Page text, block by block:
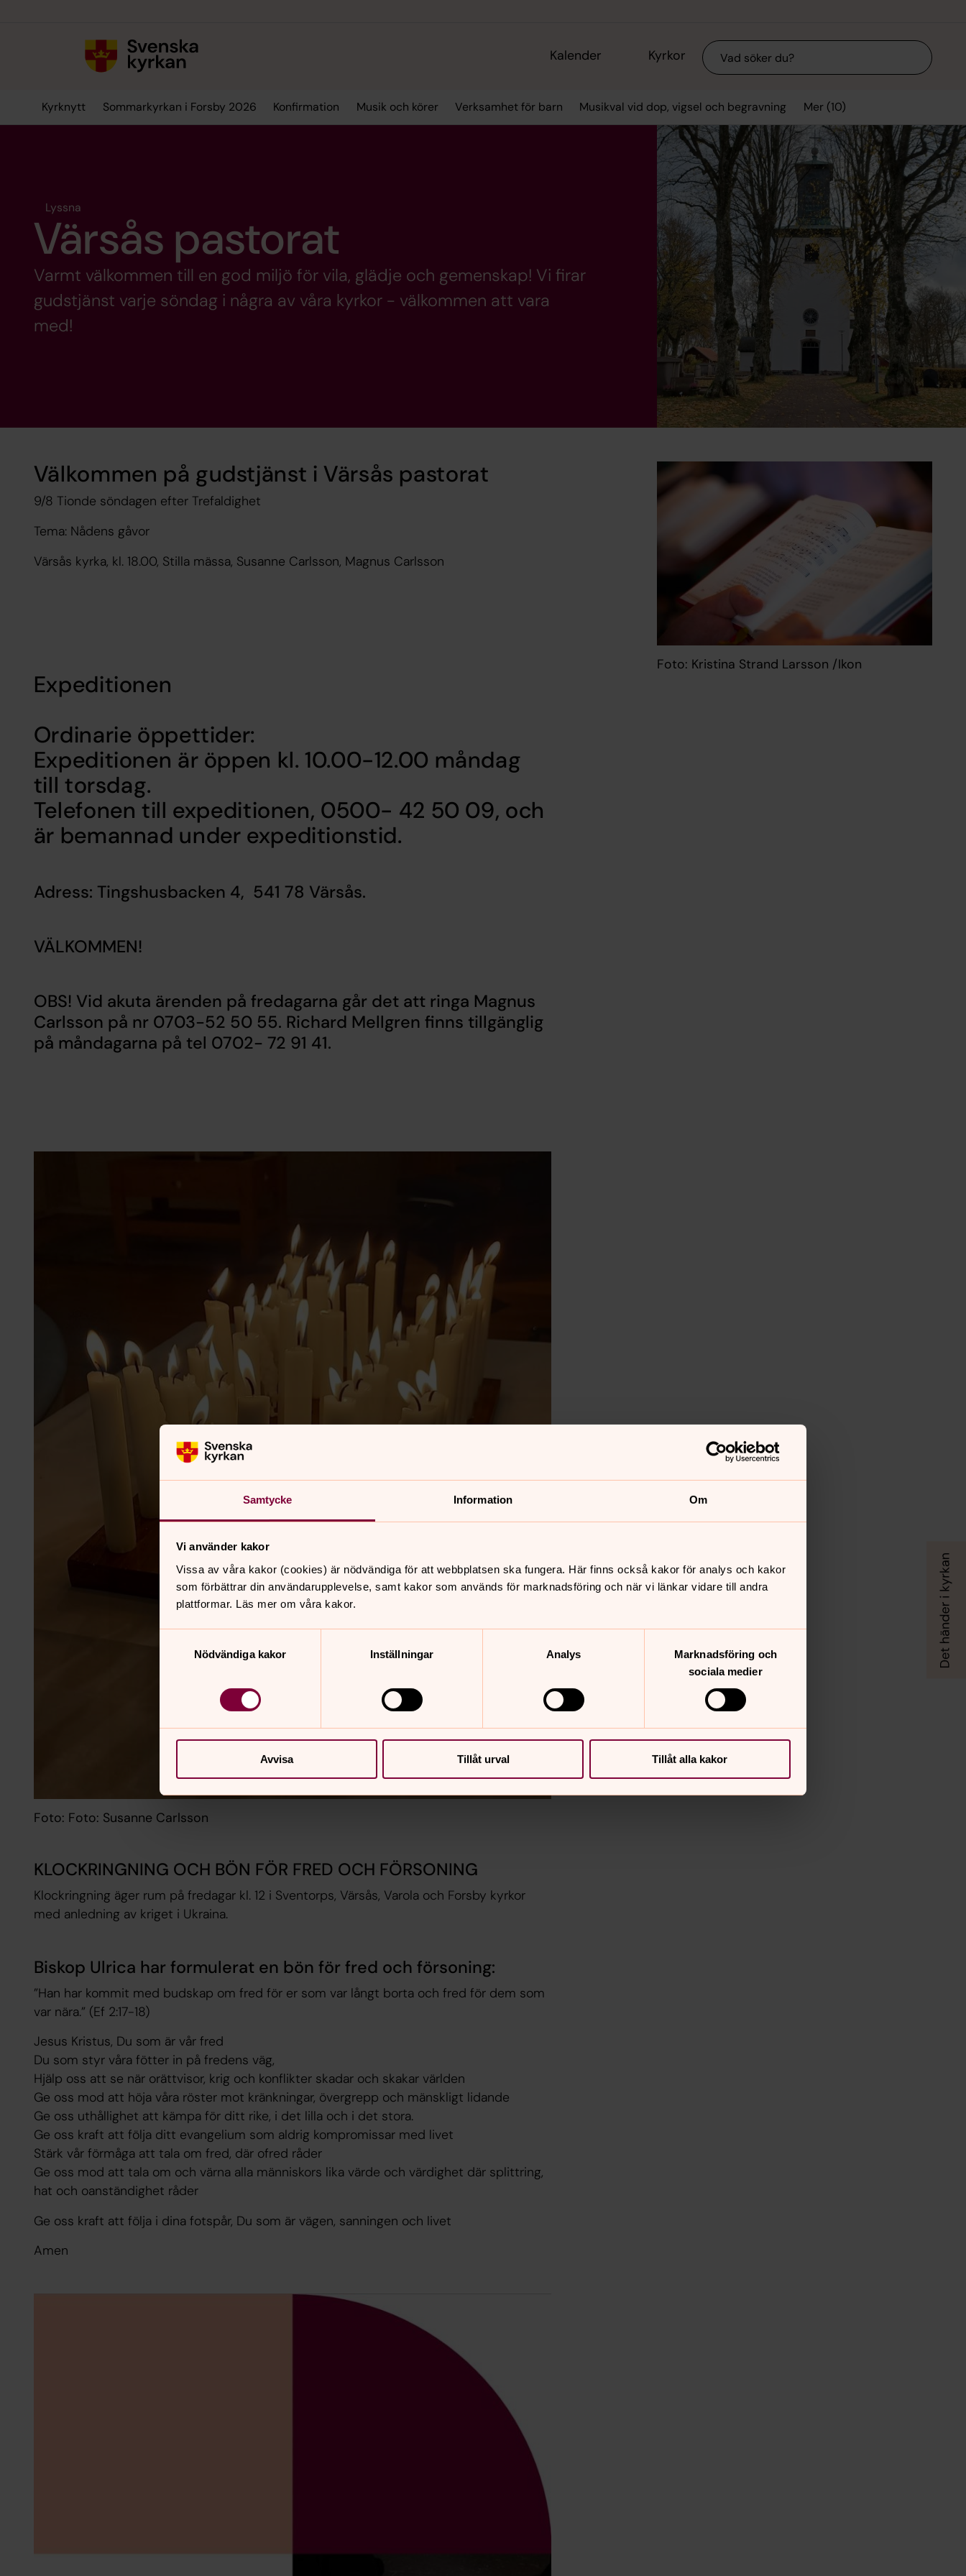
Samtycke Information Om
Vi använder kakor
Vissa av våra kakor (cookies) är nödvändiga för att webbplatsen ska fungera. Här finns också kakor för analys och kakor
som förbättrar din användarupplevelse, samt kakor som används för marknadsföring och när vi länkar vidare till andra
plattformar. Läs mer om våra kakor.
Nödvändiga kakor
Inställningar Analys
Marknadsföring och
sociala medier
Avvisa Tillåt urval Tillåt alla kakor
Kalender Kyrkor Sök
Kyrknytt Sommarkyrkan i Forsby 2026 Konfirmation Musik och körer Verksamhet för barn Musikval vid dop, vigsel och begravning Mer (10)
Lyssna
Värsås pastorat
Varmt välkommen till en god miljö för vila, glädje och gemenskap! Vi firar
gudstjänst varje söndag i några av våra kyrkor - välkommen att vara
med!
Välkommen på gudstjänst i Värsås pastorat
9/8 Tionde söndagen efter Trefaldighet
Tema: Nådens gåvor
Värsås kyrka, kl. 18.00, Stilla mässa, Susanne Carlsson, Magnus Carlsson
Foto: Kristina Strand Larsson /Ikon
Expeditionen
Ordinarie öppettider:
Expeditionen är öppen kl. 10.00-12.00 måndag
till torsdag.
Telefonen till expeditionen, 0500- 42 50 09, och
är bemannad under expeditionstid.
Adress: Tingshusbacken 4, 541 78 Värsås.
VÄLKOMMEN!
OBS! Vid akuta ärenden på fredagarna går det att ringa Magnus
Carlsson på nr 0703-52 50 55. Richard Mellgren finns tillgänglig
på måndagarna på tel 0702- 72 91 41.
Foto: Foto: Susanne Carlsson
KLOCKRINGNING OCH BÖN FÖR FRED OCH FÖRSONING
Klockringning äger rum på fredagar kl. 12 i Sventorps, Värsås, Varola och Forsby kyrkor
med anledning av kriget i Ukraina.
Biskop Ulrica har formulerat en bön för fred och försoning:
”Han har kommit med budskap om fred för er som var långt borta och fred för dem som
var nära.” (Ef 2:17-18)
Jesus Kristus, Du som är vår fred
Du som styr våra fötter in på fredens väg,
Hjälp oss att se när orättvisor, krig och konflikter skadar och skakar världen
Ge oss mod att höja våra röster mot kränkningar, övergrepp och mänskligt lidande
Ge oss uthållighet att kämpa för ditt rike, i det lilla och i det stora.
Ge oss kraft att följa ditt evangelium som aldrig kompromissar med livet
Stärk vår förmåga att tala om fred, där ofred råder
Ge oss mod att tala om och värna alla människors lika värde och värdighet där splittring,
hat och oanständighet råder
Ge oss kraft att följa i dina fotspår, Du som är vägen, sanningen och livet
Amen